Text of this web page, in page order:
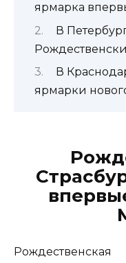
ярмарка
В
В
ярмарки